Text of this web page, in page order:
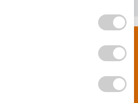
für Besteller von Containerdiensten